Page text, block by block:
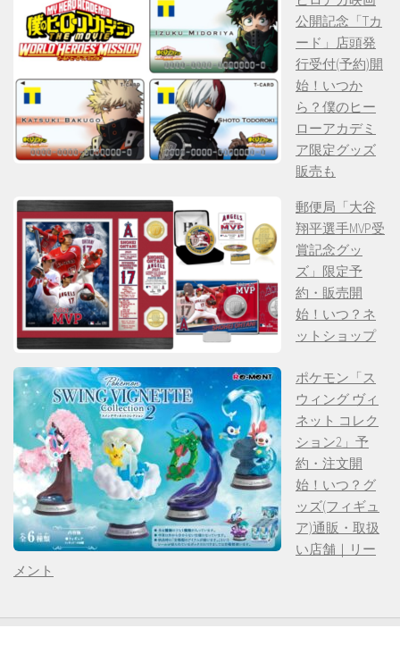
公開記念「Tカ
ード」店頭発
行受付(予約)開
始！いつか
ら？僕のヒー
ローアカデミ
ア限定グッズ
販売も
郵便局「大谷
翔平選手MVP受
賞記念グッ
ズ」限定予
約・販売開
始！いつ？ネ
ットショップ
ポケモン「ス
ウィング ヴィ
ネット コレク
ション2」予
約・注文開
始！いつ？グ
ッズ(フィギュ
ア)通販・取扱
い店舗｜リー
メント